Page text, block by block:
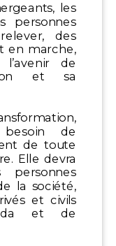
les
personnes
des
en marche,
de
et sa
de
de toute
Elle devra
la société,
et civils
et de